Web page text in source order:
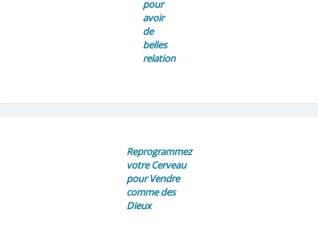
pour
avoir
de
belles
relation
Reprogrammez
votre Cerveau
pour Vendre
comme des
Dieux